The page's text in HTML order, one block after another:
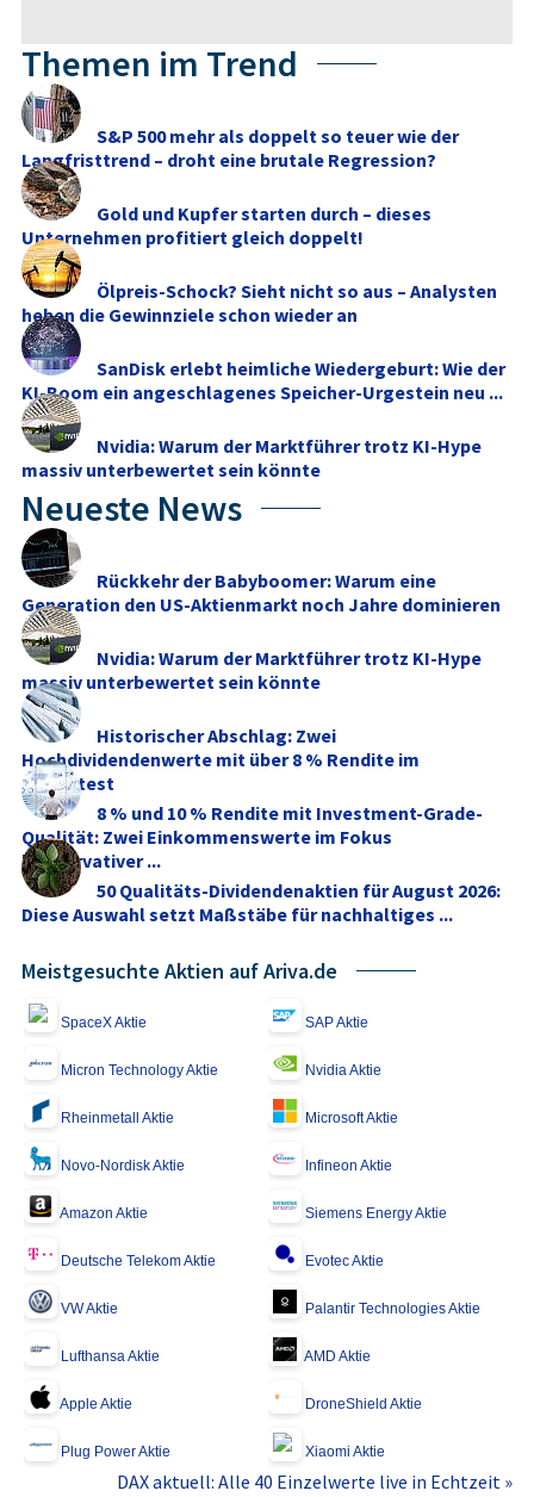
Themen im Trend
S&P 500 mehr als doppelt so teuer wie der
Langfristtrend – droht eine brutale Regression?
Gold und Kupfer starten durch – dieses
Unternehmen profitiert gleich doppelt!
Ölpreis-Schock? Sieht nicht so aus – Analysten
heben die Gewinnziele schon wieder an
SanDisk erlebt heimliche Wiedergeburt: Wie der
KI-Boom ein angeschlagenes Speicher-Urgestein neu ...
Nvidia: Warum der Marktführer trotz KI-Hype
massiv unterbewertet sein könnte
Neueste News
Rückkehr der Babyboomer: Warum eine
Generation den US-Aktienmarkt noch Jahre dominieren
dürfte
Nvidia: Warum der Marktführer trotz KI-Hype
massiv unterbewertet sein könnte
Historischer Abschlag: Zwei
Hochdividendenwerte mit über 8 % Rendite im
Stresstest
8 % und 10 % Rendite mit Investment-Grade-
Qualität: Zwei Einkommenswerte im Fokus
konservativer ...
50 Qualitäts-Dividendenaktien für August 2026:
Diese Auswahl setzt Maßstäbe für nachhaltiges ...
Meistgesuchte Aktien auf Ariva.de
SpaceX Aktie SAP Aktie
Micron Technology Aktie Nvidia Aktie
Rheinmetall Aktie Microsoft Aktie
Novo-Nordisk Aktie Infineon Aktie
Amazon Aktie Siemens Energy Aktie
Deutsche Telekom Aktie Evotec Aktie
VW Aktie Palantir Technologies Aktie
Lufthansa Aktie AMD Aktie
Apple Aktie DroneShield Aktie
Plug Power Aktie Xiaomi Aktie
DAX aktuell: Alle 40 Einzelwerte live in Echtzeit »